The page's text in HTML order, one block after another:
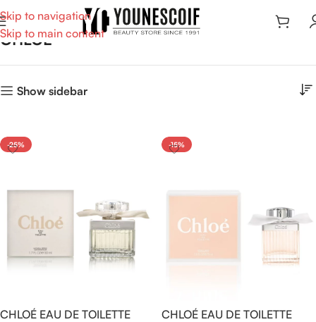
Skip to navigation
Skip to main content
CHLOE
Show sidebar
-25%
CHLOÉ EAU DE TOILETTE
-15%
CHLOÉ EAU DE TOILETTE